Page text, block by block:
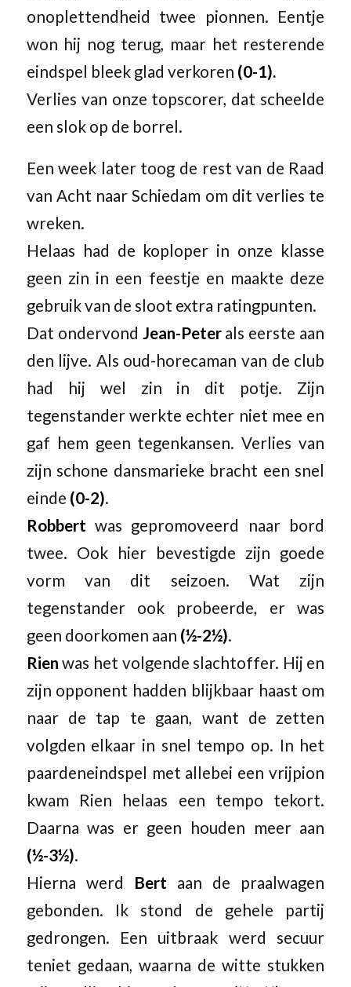
onoplettendheid twee pionnen. Eentje
won hij nog terug, maar het resterende
eindspel bleek glad verkoren (0-1).
Verlies van onze topscorer, dat scheelde
een slok op de borrel.
Een week later toog de rest van de Raad
van Acht naar Schiedam om dit verlies te
wreken.
Helaas had de koploper in onze klasse
geen zin in een feestje en maakte deze
gebruik van de sloot extra ratingpunten.
Dat ondervond Jean-Peter als eerste aan
den lijve. Als oud-horecaman van de club
had hij wel zin in dit potje. Zijn
tegenstander werkte echter niet mee en
gaf hem geen tegenkansen. Verlies van
zijn schone dansmarieke bracht een snel
einde (0-2).
Robbertwas gepromoveerd naar bord
twee. Ook hier bevestigde zijn goede
vorm van dit seizoen. Wat zijn
tegenstander ook probeerde, er was
geen doorkomen aan (½-2½).
Rienwas het volgende slachtoffer. Hij en
zijn opponent hadden blijkbaar haast om
naar de tap te gaan, want de zetten
volgden elkaar in snel tempo op. In het
paardeneindspel met allebei een vrijpion
kwam Rien helaas een tempo tekort.
Daarna was er geen houden meer aan
(½-3½).
Hierna werd Bert aan de praalwagen
gebonden. Ik stond de gehele partij
gedrongen. Een uitbraak werd secuur
teniet gedaan, waarna de witte stukken